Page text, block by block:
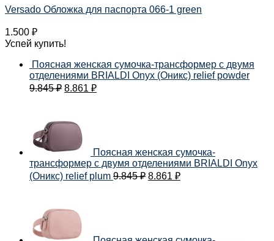
Versado Обложка для паспорта 066-1 green
1.500 ₽
Успей купить!
Поясная женская сумочка-трансформер с двумя
отделениями BRIALDI Onyx (Оникс) relief powder
9.845₽ 8.861 ₽
Поясная женская сумочка-
трансформер с двумя отделениями BRIALDI Onyx
(Оникс) relief plum 9.845₽ 8.861 ₽